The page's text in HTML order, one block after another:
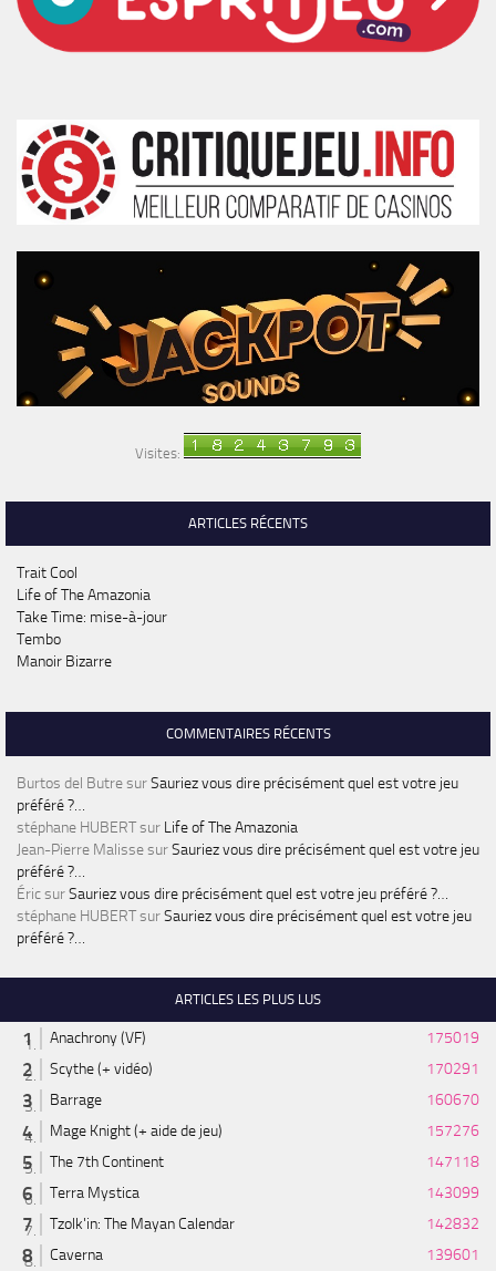
Visites:
ARTICLES RÉCENTS
Trait Cool
Life of The Amazonia
Take Time: mise-à-jour
Tembo
Manoir Bizarre
COMMENTAIRES RÉCENTS
Burtos del ButresurSauriez vous dire précisément quel est votre jeu
préféré ?…
stéphane HUBERTsur Life of The Amazonia
Jean-Pierre MalissesurSauriez vous dire précisément quel est votre jeu
préféré ?…
ÉricsurSauriez vous dire précisément quel est votre jeu préféré ?…
stéphane HUBERTsurSauriez vous dire précisément quel est votre jeu
préféré ?…
ARTICLES LES PLUS LUS
Anachrony (VF)
175019
Scythe (+ vidéo)
170291
Barrage
160670
Mage Knight (+ aide de jeu)
157276
The 7th Continent
147118
Terra Mystica
143099
Tzolk'in: The Mayan Calendar
142832
Caverna
139601